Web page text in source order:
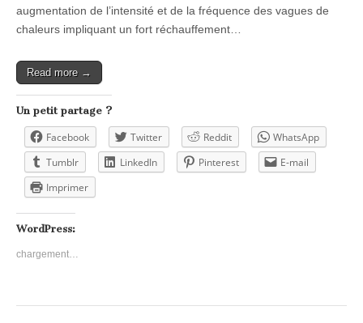
augmentation de l’intensité et de la fréquence des vagues de
chaleurs impliquant un fort réchauffement…
Read more →
Un petit partage ?
Facebook Twitter Reddit
WhatsApp
Tumblr
LinkedIn Pinterest
E-mail
Imprimer
WordPress:
chargement…